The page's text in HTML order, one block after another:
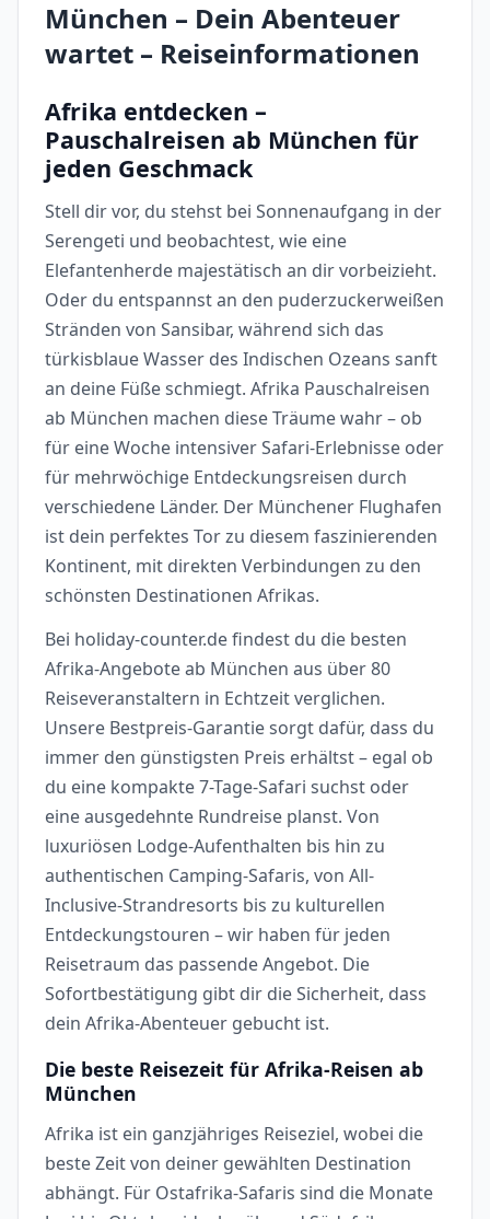
München – Dein Abenteuer
wartet – Reiseinformationen
Afrika entdecken –
Pauschalreisen ab München für
jeden Geschmack
Stell dir vor, du stehst bei Sonnenaufgang in der
Serengeti und beobachtest, wie eine
Elefantenherde majestätisch an dir vorbeizieht.
Oder du entspannst an den puderzuckerweißen
Stränden von Sansibar, während sich das
türkisblaue Wasser des Indischen Ozeans sanft
an deine Füße schmiegt. Afrika Pauschalreisen
ab München machen diese Träume wahr – ob
für eine Woche intensiver Safari-Erlebnisse oder
für mehrwöchige Entdeckungsreisen durch
verschiedene Länder. Der Münchener Flughafen
ist dein perfektes Tor zu diesem faszinierenden
Kontinent, mit direkten Verbindungen zu den
schönsten Destinationen Afrikas.
Bei holiday-counter.de findest du die besten
Afrika-Angebote ab München aus über 80
Reiseveranstaltern in Echtzeit verglichen.
Unsere Bestpreis-Garantie sorgt dafür, dass du
immer den günstigsten Preis erhältst – egal ob
du eine kompakte 7-Tage-Safari suchst oder
eine ausgedehnte Rundreise planst. Von
luxuriösen Lodge-Aufenthalten bis hin zu
authentischen Camping-Safaris, von All-
Inclusive-Strandresorts bis zu kulturellen
Entdeckungstouren – wir haben für jeden
Reisetraum das passende Angebot. Die
Sofortbestätigung gibt dir die Sicherheit, dass
dein Afrika-Abenteuer gebucht ist.
Die beste Reisezeit für Afrika-Reisen ab
München
Afrika ist ein ganzjähriges Reiseziel, wobei die
beste Zeit von deiner gewählten Destination
abhängt. Für Ostafrika-Safaris sind die Monate